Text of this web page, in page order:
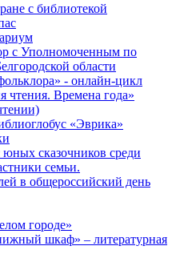
с библиотекой
с Уполномоченным по
области
- онлайн-цикл
чтения. Времена года»
«Эврика»
юных сказочников среди
семьи.
в общероссийский день
городе»
шкаф» – литературная